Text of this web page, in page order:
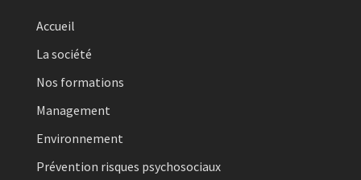
Accueil
La société
Nos formations
Management
Environnement
Prévention risques psychosociaux